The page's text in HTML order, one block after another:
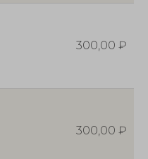
300,00 ₽
300,00 ₽